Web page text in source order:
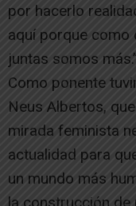
por hacerlo
aquí porque como
juntas somos
Como ponente
Neus Albertos,
mirada feminista
actualidad para
un mundo más